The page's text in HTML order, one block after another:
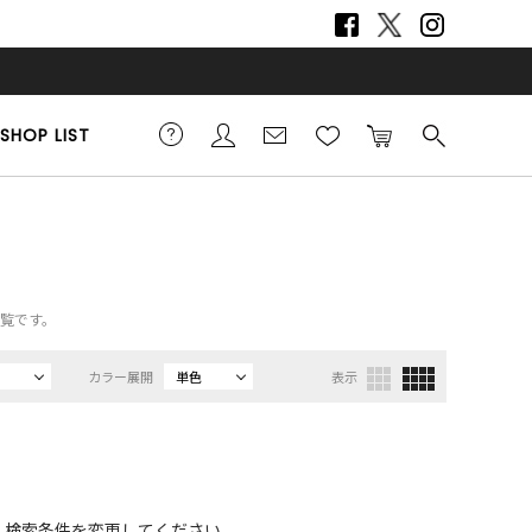
SHOP LIST
です。
カラー展開 単色 表示